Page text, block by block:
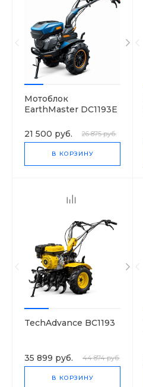
Мотоблок
EarthMaster DC1193E
21 500 руб. 26 875 руб.
В КОРЗИНУ
TechAdvance BC1193
35 899 руб. 44 874 руб.
В КОРЗИНУ